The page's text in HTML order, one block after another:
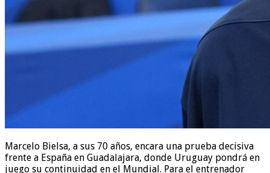
Marcelo Bielsa, a sus 70 años, encara una prueba decisiva
frente a España en Guadalajara, donde Uruguay pondrá en
juego su continuidad en el Mundial. Para el entrenador